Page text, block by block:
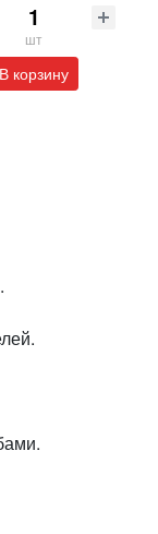
шт
В корзину